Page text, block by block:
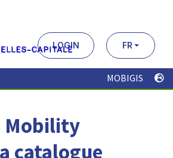
LOGIN FR
MOBIGIS
Mobility
catalogue